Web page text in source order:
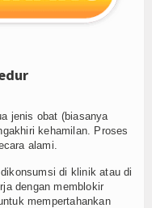
jenis obat (biasanya
kehamilan. Proses
alami.
di klinik atau di
dengan memblokir
mempertahankan